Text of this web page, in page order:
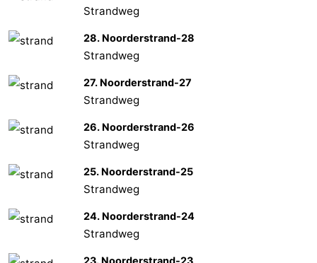
Strandweg
28. Noorderstrand-28
Strandweg
27. Noorderstrand-27
Strandweg
26. Noorderstrand-26
Strandweg
25. Noorderstrand-25
Strandweg
24. Noorderstrand-24
Strandweg
23. Noorderstrand-23